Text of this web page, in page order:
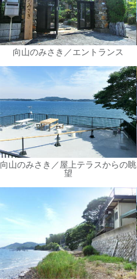
向山のみさき／エントランス
向山のみさき／屋上テラスからの眺
望